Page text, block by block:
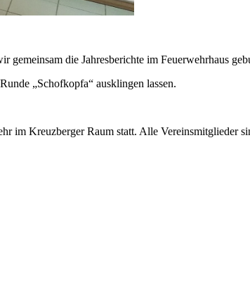
gemeinsam die Jahresberichte im Feuerwehrhaus
„Schofkopfa“ ausklingen lassen.
im Kreuzberger Raum statt. Alle Vereinsmitglieder